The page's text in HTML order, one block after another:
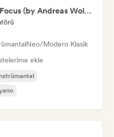
Piano Music to Focus (by Andreas Wolff)
Neo/Modern Klasik
ekle